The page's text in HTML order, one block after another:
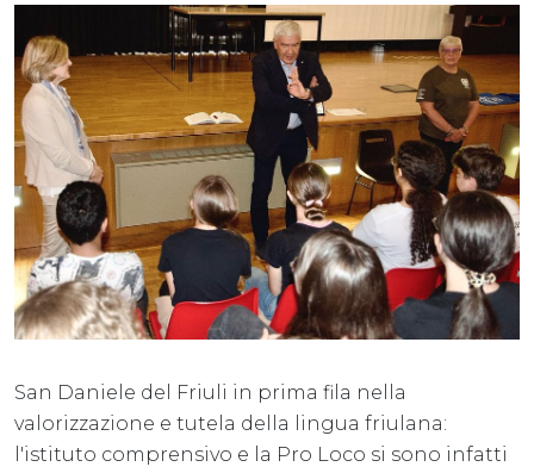
San Daniele del Friuli in prima fila nella
valorizzazione e tutela della lingua friulana:
l'istituto comprensivo e la Pro Loco si sono infatti